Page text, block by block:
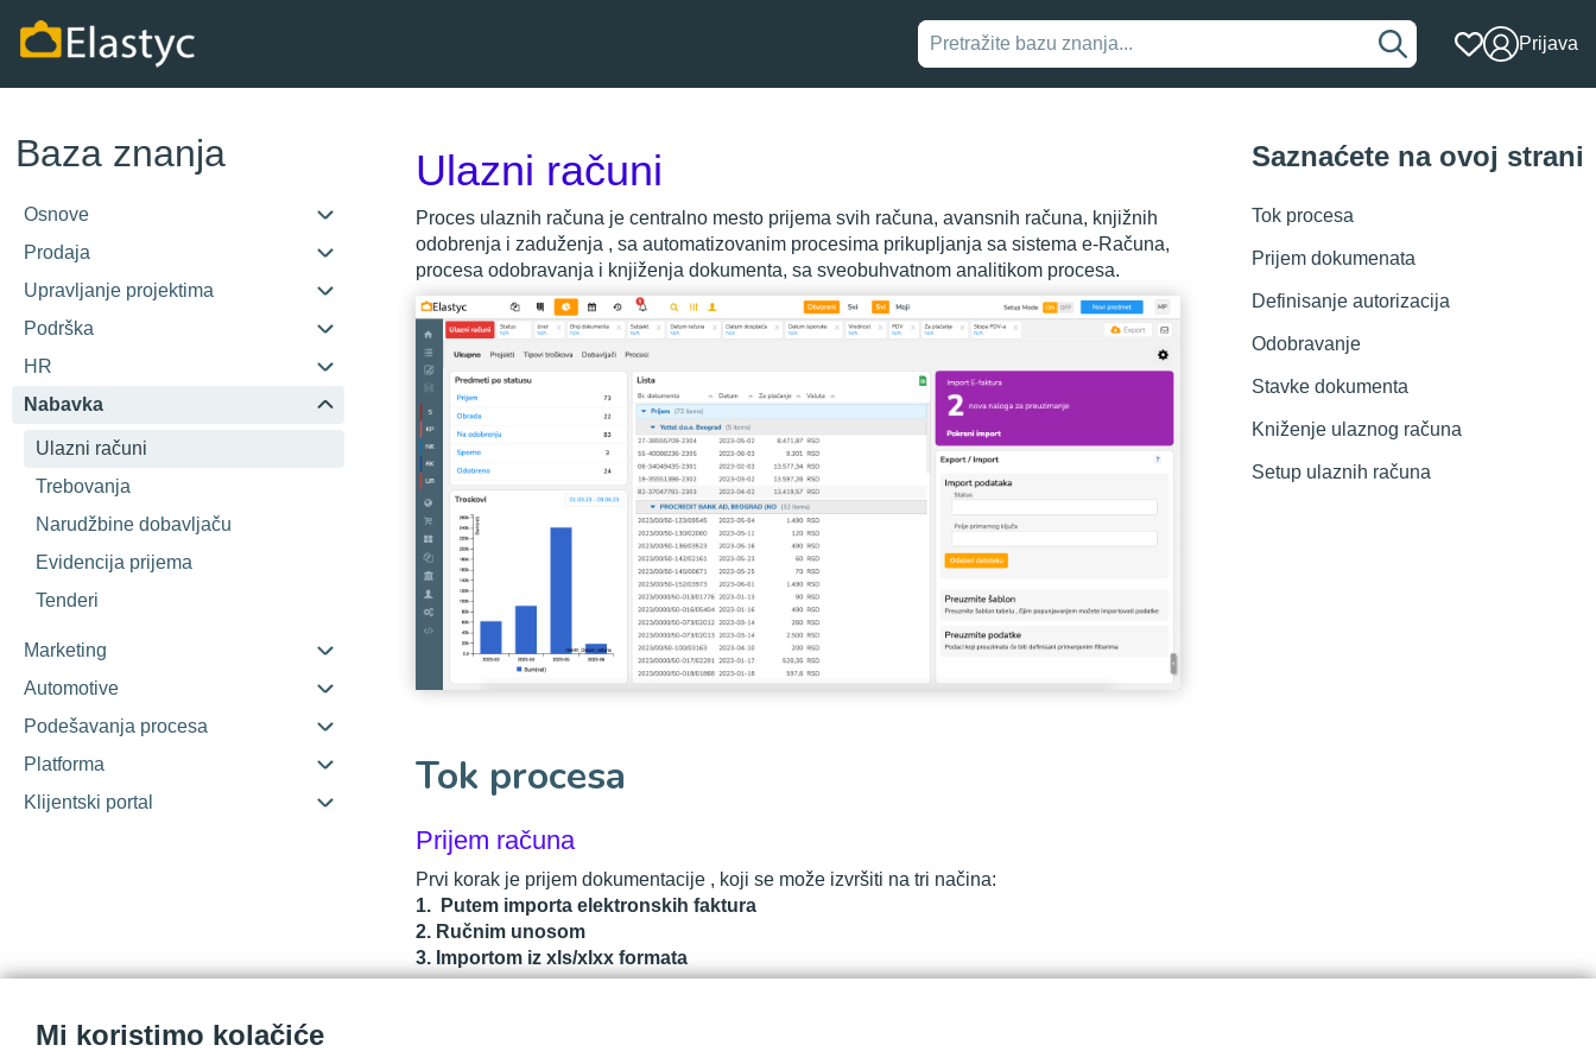
Mi koristimo kolačiće
Prijava
Baza znanja
Osnove
Prodaja
Upravljanje projektima
Podrška
HR
Nabavka
Ulazni računi
Trebovanja
Narudžbine dobavljaču
Evidencija prijema
Tenderi
Marketing
Automotive
Podešavanja procesa
Platforma
Klijentski portal
Saznaćete na ovoj strani
Tok procesa
Prijem dokumenata
Definisanje autorizacija
Odobravanje
Stavke dokumenta
Kniženje ulaznog računa
Setup ulaznih računa
Ulazni računi
Proces ulaznih računa je centralno mesto prijema svih računa, avansnih računa, knjižnih
odobrenja i zaduženja , sa automatizovanim procesima prikupljanja sa sistema e-Računa,
procesa odobravanja i knjiženja dokumenta, sa sveobuhvatnom analitikom procesa.
Tok procesa
Prijem računa
Prvi korak je prijem dokumentacije , koji se može izvršiti na tri načina:
1. Putem importa elektronskih faktura
2. Ručnim unosom
3. Importom iz xls/xlxx formata